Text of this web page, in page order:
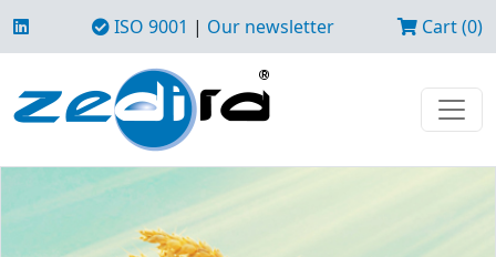
ISO 9001 | Our newsletter Cart (0)